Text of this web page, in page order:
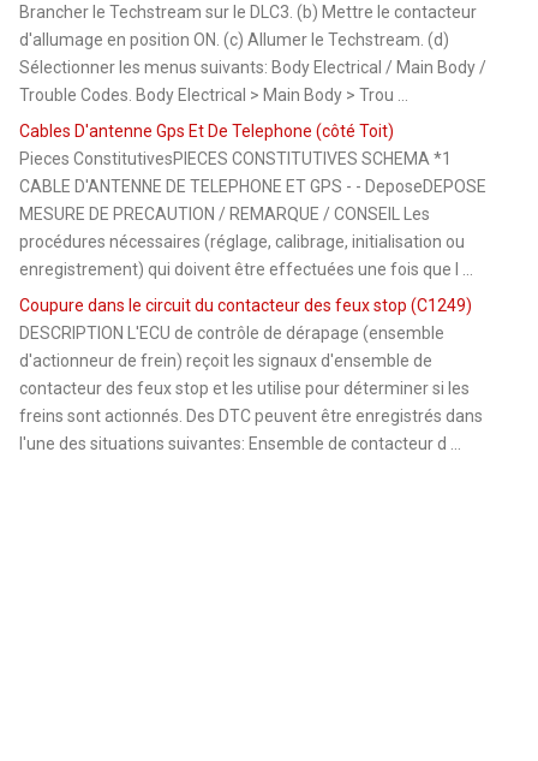
Brancher le Techstream sur le DLC3. (b) Mettre le contacteur
d'allumage en position ON. (c) Allumer le Techstream. (d)
Sélectionner les menus suivants: Body Electrical / Main Body /
Trouble Codes. Body Electrical > Main Body > Trou ...
Cables D'antenne Gps Et De Telephone (côté Toit)
Pieces ConstitutivesPIECES CONSTITUTIVES SCHEMA *1
CABLE D'ANTENNE DE TELEPHONE ET GPS - - DeposeDEPOSE
MESURE DE PRECAUTION / REMARQUE / CONSEIL Les
procédures nécessaires (réglage, calibrage, initialisation ou
enregistrement) qui doivent être effectuées une fois que l ...
Coupure dans le circuit du contacteur des feux stop (C1249)
DESCRIPTION L'ECU de contrôle de dérapage (ensemble
d'actionneur de frein) reçoit les signaux d'ensemble de
contacteur des feux stop et les utilise pour déterminer si les
freins sont actionnés. Des DTC peuvent être enregistrés dans
l'une des situations suivantes: Ensemble de contacteur d ...